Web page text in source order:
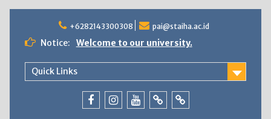
content
+6282143300308 pai@staiha.ac.id
Notice: Welcome to our university.
Quick Links